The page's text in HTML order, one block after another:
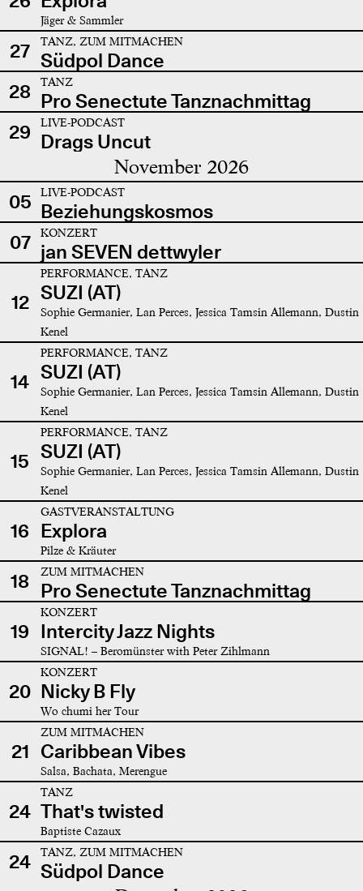
Jäger & Sammler
27 TANZ, ZUM MITMACHEN
Südpol Dance
28
TANZ
Pro Senectute Tanznachmittag
29
LIVE-PODCAST
Drags Uncut
November 2026
05 LIVE-PODCAST
Beziehungskosmos
07
KONZERT
jan SEVEN dettwyler
12
PERFORMANCE, TANZ
SUZI (AT)
Sophie Germanier, Lan Perces, Jessica Tamsin Allemann, Dustin
Kenel
14
PERFORMANCE, TANZ
SUZI (AT)
Sophie Germanier, Lan Perces, Jessica Tamsin Allemann, Dustin
Kenel
15
PERFORMANCE, TANZ
SUZI (AT)
Sophie Germanier, Lan Perces, Jessica Tamsin Allemann, Dustin
Kenel
16
GASTVERANSTALTUNG
Explora
Pilze & Kräuter
18 ZUM MITMACHEN
Pro Senectute Tanznachmittag
19
KONZERT
Intercity Jazz Nights
SIGNAL! – Beromünster with Peter Zihlmann
20
KONZERT
Nicky B Fly
Wo chumi her Tour
21
ZUM MITMACHEN
Caribbean Vibes
Salsa, Bachata, Merengue
24
TANZ
That's twisted
Baptiste Cazaux
24 TANZ, ZUM MITMACHEN
Südpol Dance